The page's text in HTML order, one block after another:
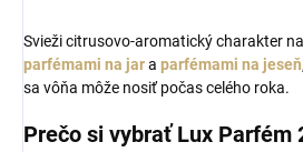
Svieži citrusovo-aromatický charakter
parfémami na jara parfémami na jeseň
sa vôňa môže nosiť počas celého roka.
Prečo si vybrať Lux Parfém